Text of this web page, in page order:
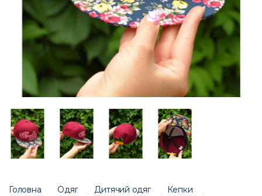
Головна Одяг Дитячий одяг
Кепки